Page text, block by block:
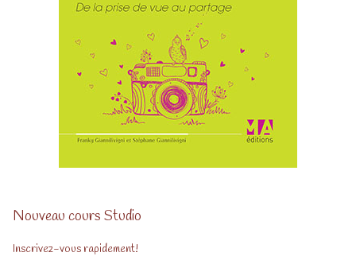
Nouveau cours Studio
Inscrivez-vous rapidement!